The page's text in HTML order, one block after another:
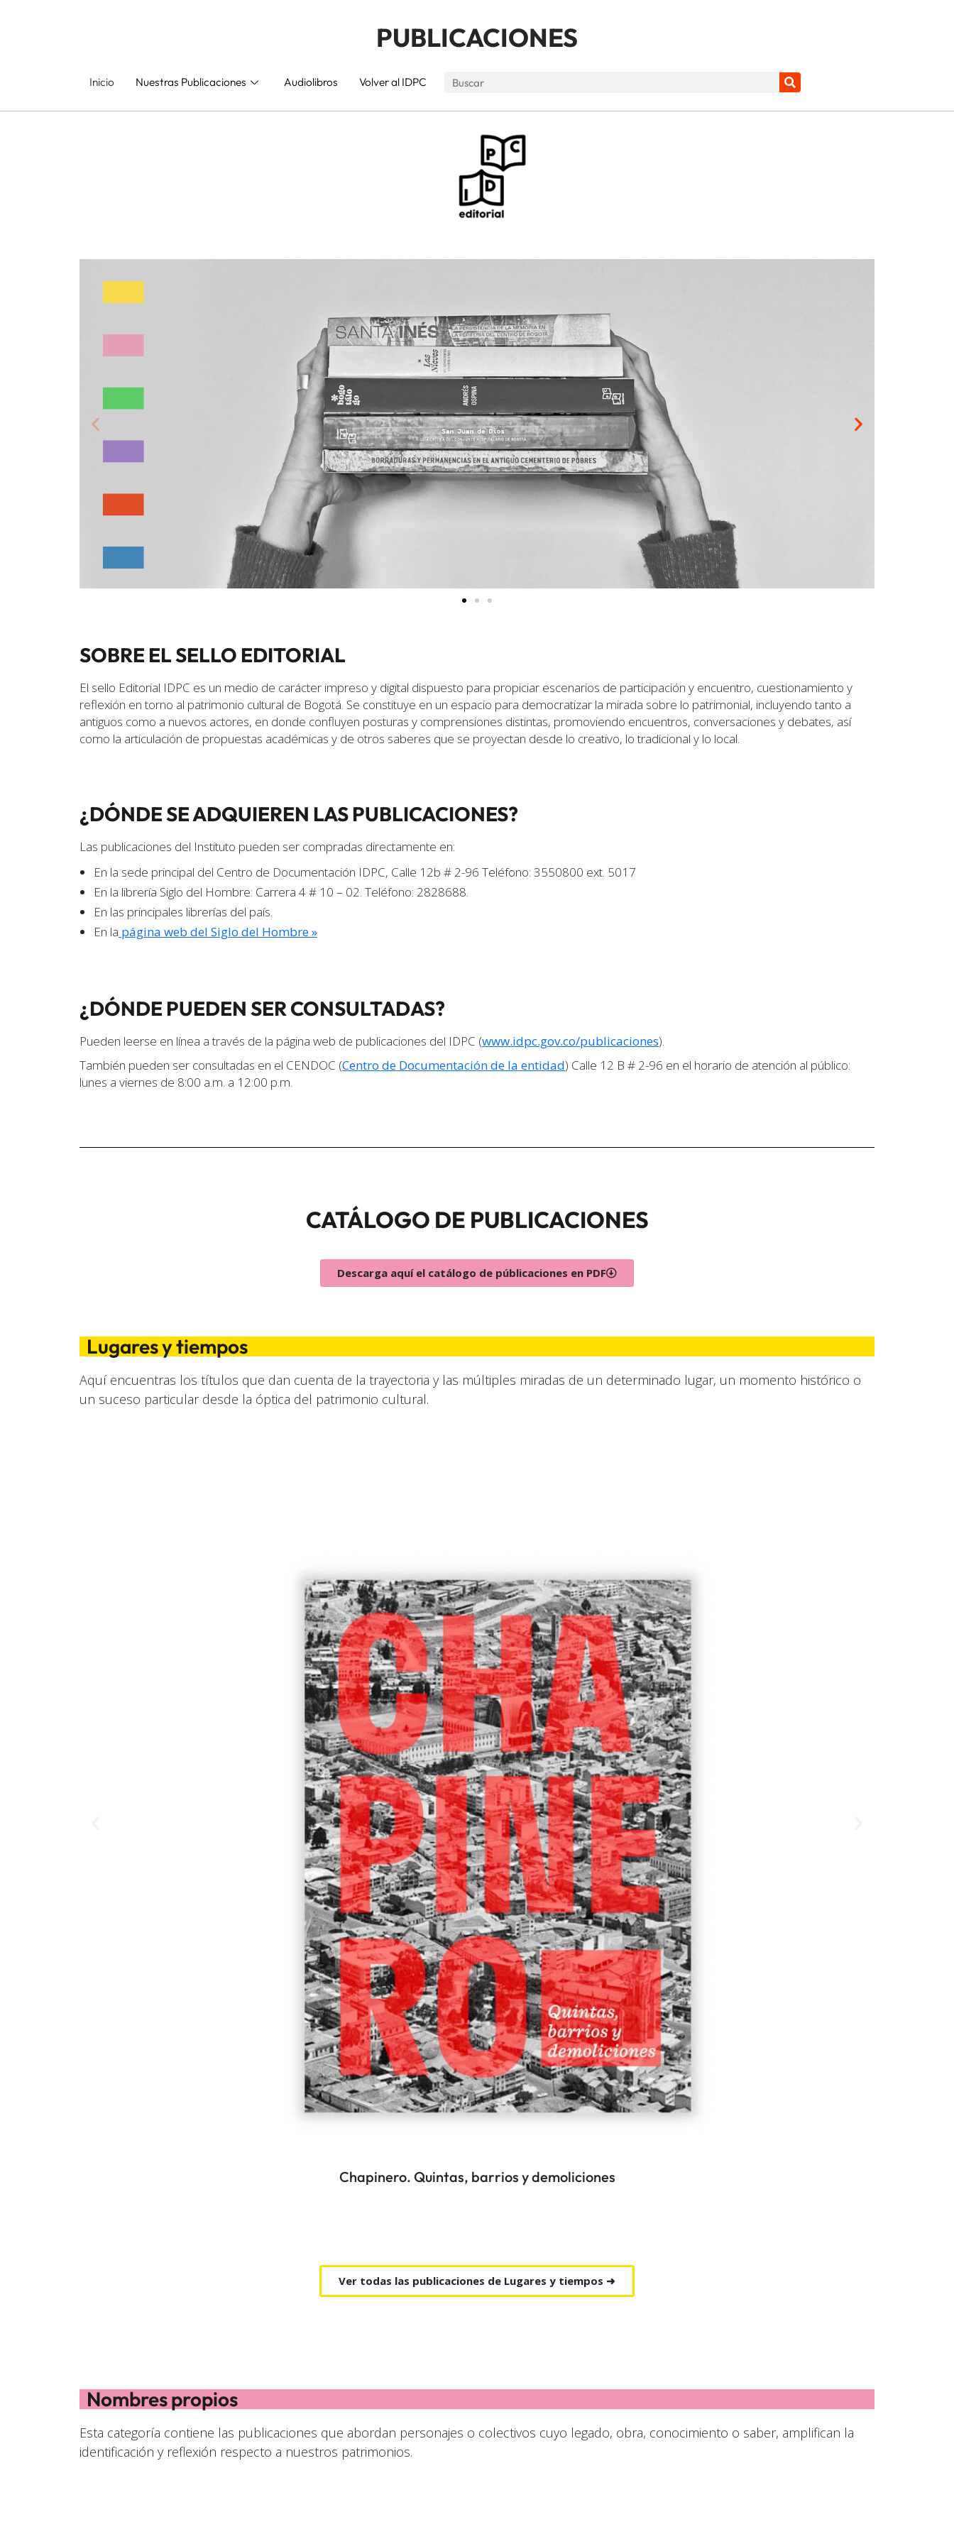
PUBLICACIONES
Inicio Nuestras Publicaciones Audiolibros Volver al IDPC
SOBRE EL SELLO EDITORIAL
El sello Editorial IDPC es un medio de carácter impreso y digital dispuesto para propiciar escenarios de participación y encuentro, cuestionamiento y
reflexión en torno al patrimonio cultural de Bogotá. Se constituye en un espacio para democratizar la mirada sobre lo patrimonial, incluyendo tanto a
antiguos como a nuevos actores, en donde confluyen posturas y comprensiones distintas, promoviendo encuentros, conversaciones y debates, así
como la articulación de propuestas académicas y de otros saberes que se proyectan desde lo creativo, lo tradicional y lo local.
¿DÓNDE SE ADQUIEREN LAS PUBLICACIONES?
Las publicaciones del Instituto pueden ser compradas directamente en:
En la sede principal del Centro de Documentación IDPC, Calle 12b # 2-96 Teléfono: 3550800 ext. 5017
En la librería Siglo del Hombre: Carrera 4 # 10 – 02. Teléfono: 2828688.
En las principales librerías del país.
En la página web del Siglo del Hombre »
¿DÓNDE PUEDEN SER CONSULTADAS?
Pueden leerse en línea a través de la página web de publicaciones del IDPC (www.idpc.gov.co/publicaciones).
También pueden ser consultadas en el CENDOC (Centro de Documentación de la entidad) Calle 12 B # 2-96 en el horario de atención al público:
lunes a viernes de 8:00 a.m. a 12:00 p.m.
CATÁLOGO DE PUBLICACIONES
Descarga aquí el catálogo de públicaciones en PDF
Lugares y tiempos
Aquí encuentras los títulos que dan cuenta de la trayectoria y las múltiples miradas de un determinado lugar, un momento histórico o
un suceso particular desde la óptica del patrimonio cultural.
Chapinero. Quintas, barrios y demoliciones
Ver todas las publicaciones de Lugares y tiempos ➜
Nombres propios
Esta categoría contiene las publicaciones que abordan personajes o colectivos cuyo legado, obra, conocimiento o saber, amplifican la
identificación y reflexión respecto a nuestros patrimonios.